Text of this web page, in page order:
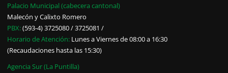
Palacio Municipal (cabecera cantonal)
Malecón y Calixto Romero
PBX:(593-4) 3725080 / 3725081 /
Horario de Atención: Lunes a Viernes de 08:00 a 16:30
(Recaudaciones hasta las 15:30)
Agencia Sur (La Puntilla)